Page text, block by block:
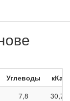
Углеводы
кКал
7,8
30,75